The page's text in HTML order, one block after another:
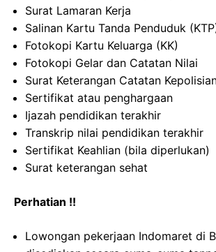
Surat Lamaran Kerja
Salinan Kartu Tanda Penduduk
Fotokopi Kartu Keluarga (KK)
Fotokopi Gelar dan Catatan Nilai
Surat Keterangan Catatan
Sertifikat atau penghargaan
Ijazah pendidikan terakhir
Transkrip nilai pendidikan terakhir
Sertifikat Keahlian (bila diperlukan)
Surat keterangan sehat
Perhatian !!
Lowongan pekerjaan Indomaret di